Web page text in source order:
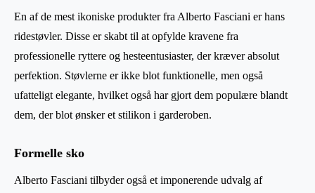
En af de mest ikoniske produkter fra Alberto Fasciani er hans
ridestøvler. Disse er skabt til at opfylde kravene fra
professionelle ryttere og hesteentusiaster, der kræver absolut
perfektion. Støvlerne er ikke blot funktionelle, men også
ufatteligt elegante, hvilket også har gjort dem populære blandt
dem, der blot ønsker et stilikon i garderoben.
Formelle sko
Alberto Fasciani tilbyder også et imponerende udvalg af